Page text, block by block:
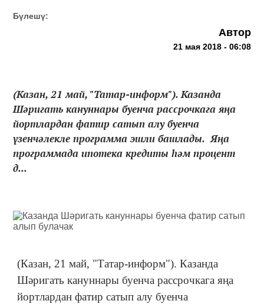
Бүлешү:
Автор
21 мая 2018 - 06:08
(Казан, 21 май, "Татар-информ"). Казанда
Шәригать кануннары буенча рассрочкага яңа
йортлардан фатир сатып алу буенча
үзенчәлекле программа эшли башлады. Яңа
программада ипотека кредиты һәм процент
д...
(Казан, 21 май, "Татар-информ"). Казанда
Шәригать кануннары буенча рассрочкага яңа
йортлардан фатир сатып алу буенча